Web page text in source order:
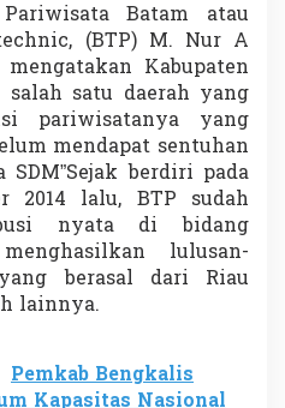
n
g
a
n
P
e
m
k
e
n
l
i
Batam atau
(BTP) M. Nur A
Kabupaten
satu daerah yang
pariwisatanya yang
mendapat sentuhan
berdiri pada
2014 lalu, BTP sudah
nyata di bidang
lulusan-
berasal dari Riau
lainnya.
Pemkab Bengkalis